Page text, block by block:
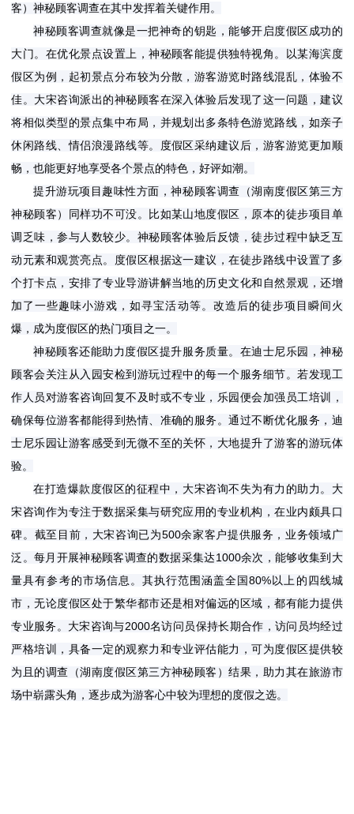
客 ）神秘顾客调查在其中发挥着关键作用。
神秘顾客调查就像是一把神奇的钥匙，能够开启度假区成功的
大门。在优化景点设置上，神秘顾客能提供独特视角。以某海滨度
假区为例，起初景点分布较为分散，游客游览时路线混乱，体验不
佳。大宋咨询派出的神秘顾客在深入体验后发现了这一问题，建议
将相似类型的景点集中布局，并规划出多条特色游览路线，如亲子
休闲路线、情侣浪漫路线等。度假区采纳建议后，游客游览更加顺
畅，也能更好地享受各个景点的特色，好评如潮。
提升游玩项目趣味性方面，神秘顾客调查
（湖南度假区第三方
神秘顾客 ） 同样功不可没。比如某山地度假区，原本的徒步项目单
调乏味，参与人数较少。神秘顾客体验后反馈，徒步过程中缺乏互
动元素和观赏亮点。度假区根据这一建议，在徒步路线中设置了多
个打卡点，安排了专业导游讲解当地的历史文化和自然景观，还增
加了一些趣味小游戏，如寻宝活动等。改造后的徒步项目瞬间火
爆，成为度假区的热门项目之一。
神秘顾客还能助力度假区提升服务质量。在迪士尼乐园，神秘
顾客会关注从入园安检到游玩过程中的每一个服务细节。若发现工
作人员对游客咨询回复不及时或不专业，乐园便会加强员工培训，
确保每位游客都能得到热情、准确的服务。通过不断优化服务，迪
士尼乐园让游客感受到无微不至的关怀，大地提升了游客的游玩体
验。
在打造爆款度假区的征程中，大宋咨询不失为有力的助力。大
宋咨询作为专注于数据采集与研究应用的专业机构，在业内颇具口
碑。截至目前，大宋咨询已为500余家客户提供服务，业务领域广
泛。每月开展神秘顾客调查的数据采集达1000余次，能够收集到大
量具有参考的市场信息。其执行范围涵盖全国80%以上的四线城
市，无论度假区处于繁华都市还是相对偏远的区域，都有能力提供
专业服务。大宋咨询与2000名访问员保持长期合作，访问员均经过
严格培训，具备一定的观察力和专业评估能力，可为度假区提供较
为且的调查
（湖南度假区第三方神秘顾客 ）结果，助力其在旅游市
场中崭露头角，逐步成为游客心中较为理想的度假之选。